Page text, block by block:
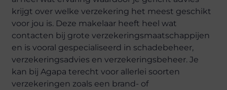
krijgt over welke verzekering het meest geschikt
voor jou is. Deze makelaar heeft heel wat
contacten bij grote verzekeringsmaatschappijen
en is vooral gespecialiseerd in schadebeheer,
verzekeringsadvies en verzekeringsbeheer. Je
kan bij Agapa terecht voor allerlei soorten
verzekeringen zoals een brand- of